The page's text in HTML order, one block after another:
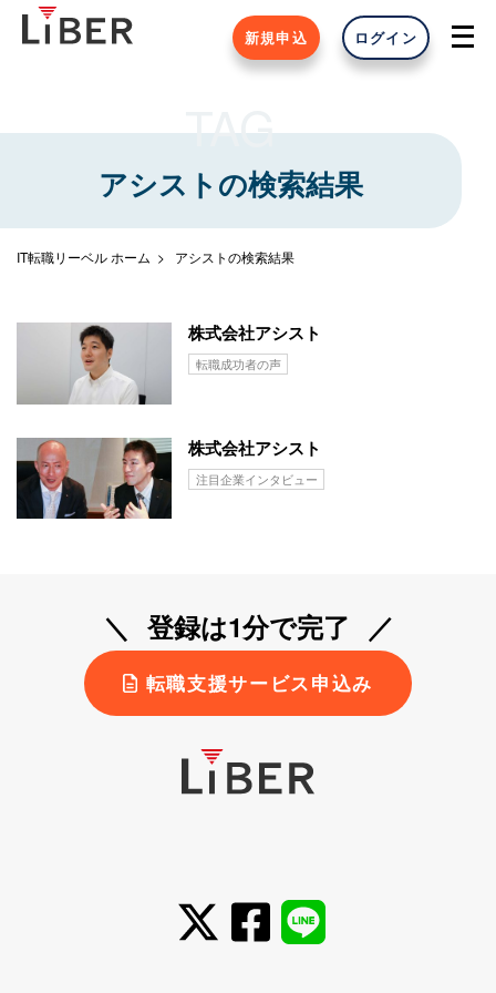
新規申込 ログイン
TAG
アシストの検索結果
IT転職リーベル ホーム アシストの検索結果
株式会社アシスト
転職成功者の声
株式会社アシスト
注目企業インタビュー
登録は1分で完了
転職支援サービス申込み